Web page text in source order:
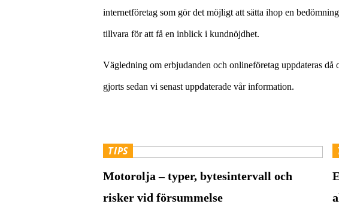
internetföretag som gör det möjligt att sätta ihop en
tillvara för att få en inblick i kundnöjdhet.
Vägledning om erbjudanden och onlineföretag uppdateras
gjorts sedan vi senast uppdaterade vår information.
TIPS
Motorolja – typer, bytesintervall och
risker vid försummelse